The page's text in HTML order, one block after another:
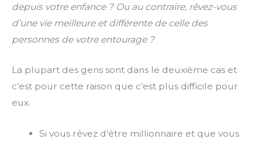
depuis votre enfance ? Ou au contraire, rêvez-vous
d’une vie meilleure et différente de celle des
personnes de votre entourage ?
La plupart des gens sont dans le deuxième cas et
c’est pour cette raison que c’est plus difficile pour
eux.
Si vous rêvez d’être millionnaire et que vous